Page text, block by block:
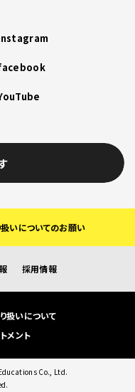
いについてのお願い
採用情報
扱いについて
メント
Co., Ltd.